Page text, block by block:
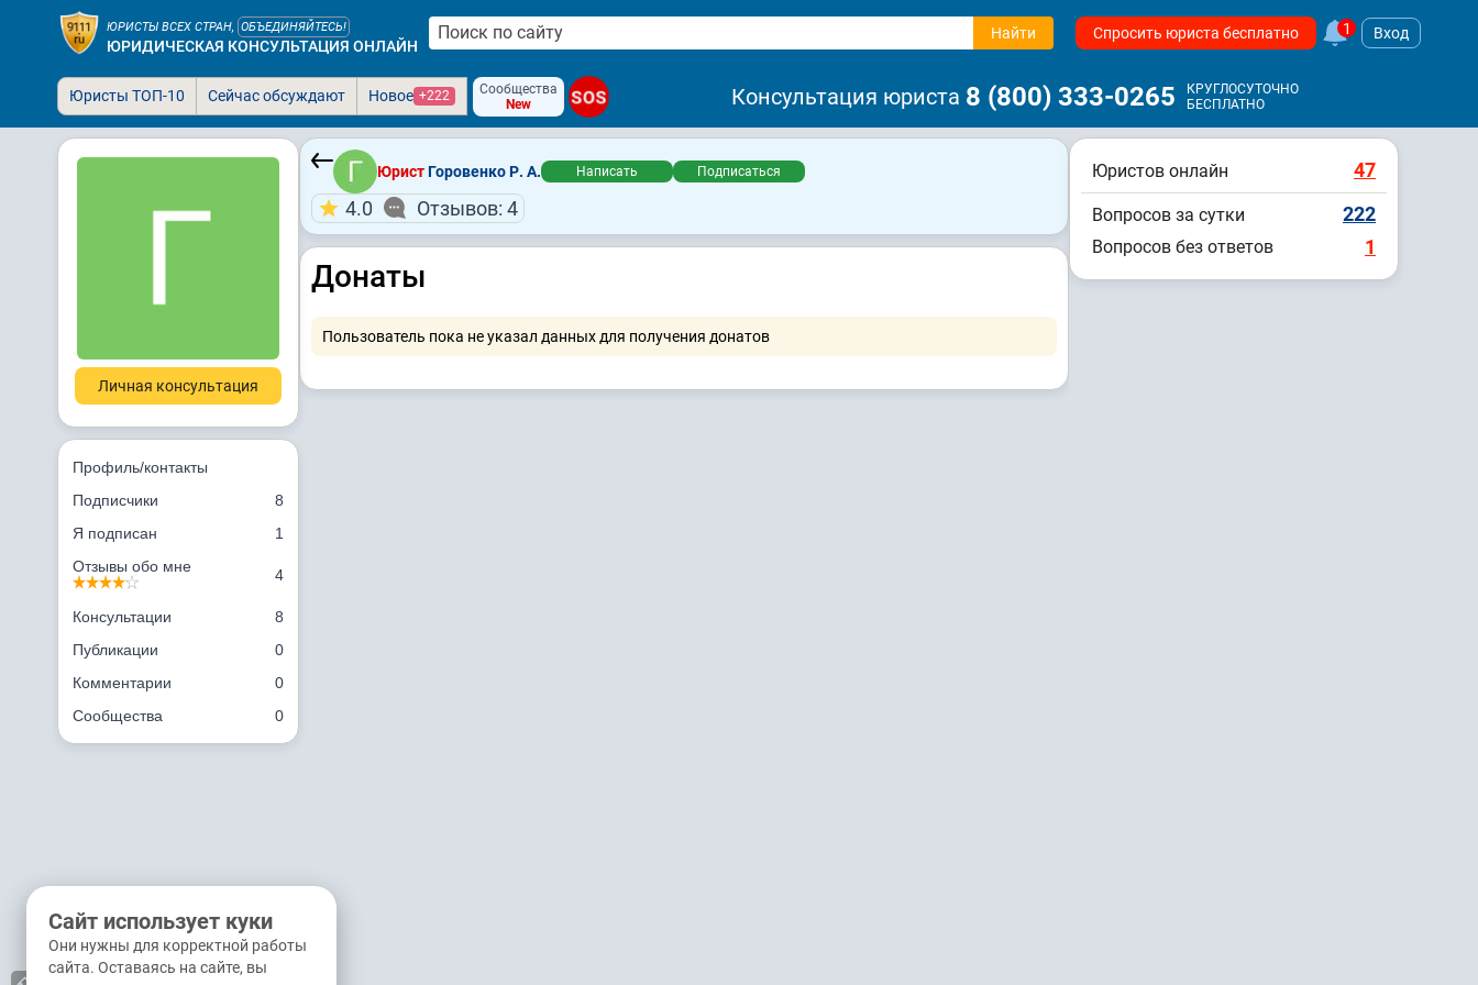
ЮРИСТЫ ВСЕХ СТРАН, ОБЪЕДИНЯЙТЕСЬ!
ЮРИДИЧЕСКАЯ КОНСУЛЬТАЦИЯ ОНЛАЙН
Найти Спросить юриста бесплатно 1 Вход
Юристы ТОП-10 Сейчас обсуждают Новое +222
Сообщества
New
SOS Консультация юриста 8 (800) 333-0265
КРУГЛОСУТОЧНО
БЕСПЛАТНО
Личная консультация
Профиль/контакты
Подписчики
8
Я подписан
1
Отзывы обо мне
4
Консультации
8
Публикации
0
Комментарии
0
Сообщества
0
Юрист Горовенко Р. А. Написать Подписаться
4.0 Отзывов: 4
Донаты
Пользователь пока не указал данных для получения донатов
Юристов онлайн 47
Вопросов за сутки 222
Вопросов без ответов 1
Сайт использует куки
Они нужны для корректной работы
сайта. Оставаясь на сайте, вы